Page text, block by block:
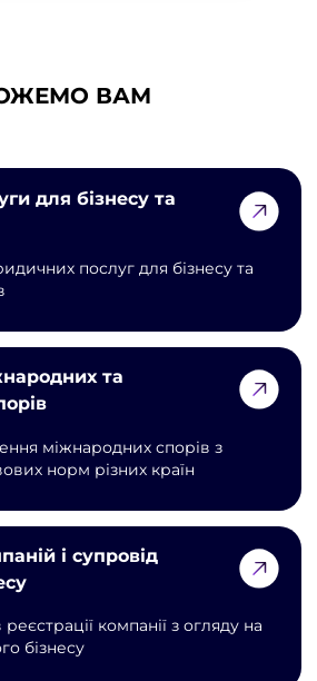
ВАМ
для бізнесу та
послуг для бізнесу та
та
міжнародних спорів з
норм різних країн
і супровід
компанії з огляду на
бізнесу